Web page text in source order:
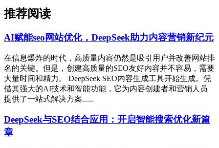
推荐阅读
AI赋能seo网站优化，DeepSeek助力内容营销新纪元
在信息爆炸的时代，高质量内容仍然是吸引用户并改善网站排
名的关键。但是，创建高质量的SEO友好内容并不容易，需要
大量时间和精力。 DeepSeek SEO内容生成工具开始生成。凭
借其强大的AI技术和智能功能，它为内容创建者和营销人员
提供了一站式解决方案......
DeepSeek与SEO结合应用：开启智能搜索优化新篇
章